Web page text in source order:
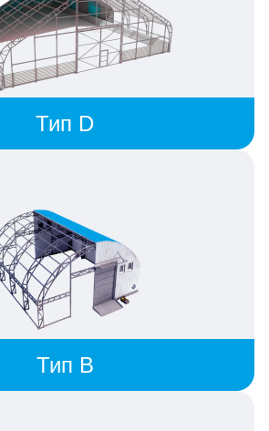
Тип D
Тип B